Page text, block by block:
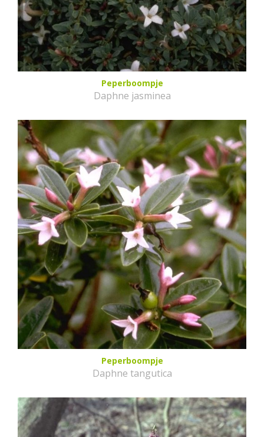
Peperboompje
Daphne jasminea
Peperboompje
Daphne tangutica